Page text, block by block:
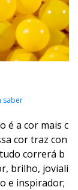
saber
é a cor mais c
cor traz con
correrá b
brilho, joviali
e inspirador;